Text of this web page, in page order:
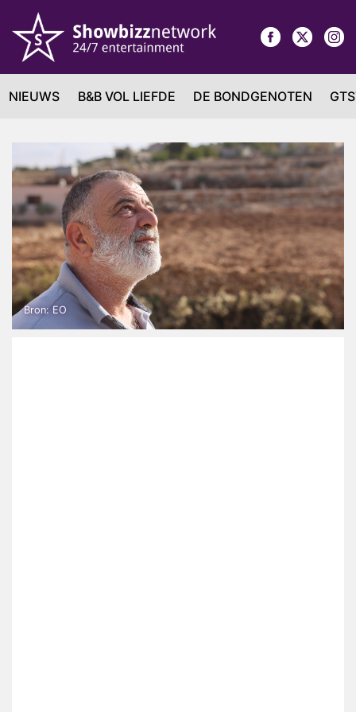
NIEUWS B&B VOL LIEFDE DE BONDGENOTEN
Bron: EO